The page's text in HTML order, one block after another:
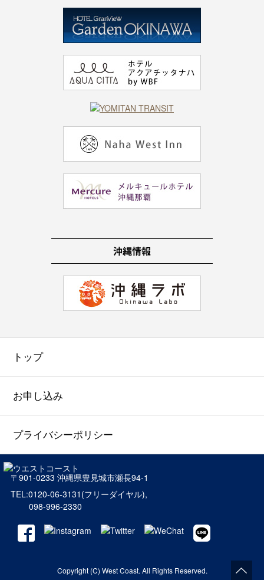
トップ
お申し込み
プライバシーポリシー
〒901-0233 沖縄県豊見城市瀬長94-1
TEL:0120-06-3131 (フリーダイヤル),
098-996-2330
Copyright (C) West Coast. All Rights Reserved.